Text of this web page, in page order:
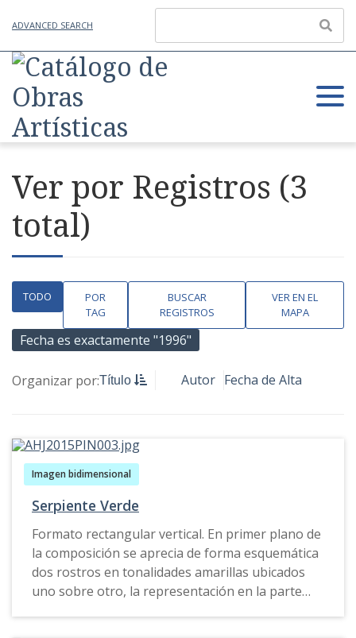
ADVANCED SEARCH
Ver por Registros (3
total)
TODO
POR
TAG
BUSCAR
REGISTROS
VER EN EL
MAPA
Fecha es exactamente "1996"
Organizar por:Título Autor Fecha de Alta
Imagen bidimensional
Serpiente Verde
Formato rectangular vertical. En primer plano de
la composición se aprecia de forma esquemática
dos rostros en tonalidades amarillas ubicados
uno sobre otro, la representación en la parte